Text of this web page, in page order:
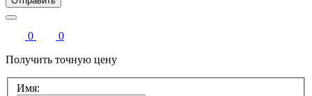
0
0
Получить точную цену
Имя: